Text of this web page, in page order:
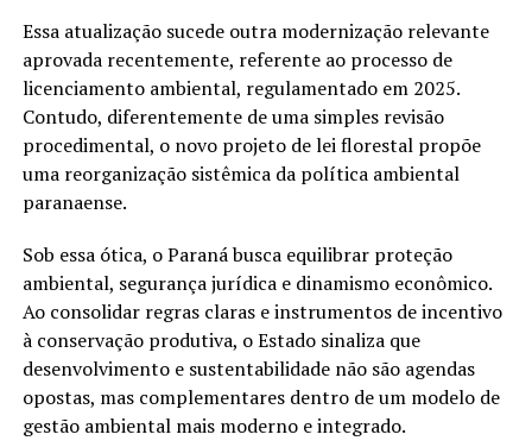
Essa atualização sucede outra modernização relevante
aprovada recentemente, referente ao processo de
licenciamento ambiental, regulamentado em 2025.
Contudo, diferentemente de uma simples revisão
procedimental, o novo projeto de lei florestal propõe
uma reorganização sistêmica da política ambiental
paranaense.
Sob essa ótica, o Paraná busca equilibrar proteção
ambiental, segurança jurídica e dinamismo econômico.
Ao consolidar regras claras e instrumentos de incentivo
à conservação produtiva, o Estado sinaliza que
desenvolvimento e sustentabilidade não são agendas
opostas, mas complementares dentro de um modelo de
gestão ambiental mais moderno e integrado.